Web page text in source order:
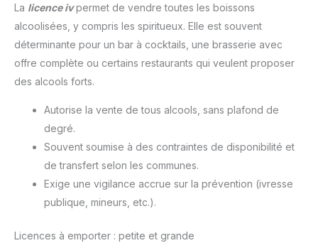
La licence ivpermet de vendre toutes les boissons
alcoolisées, y compris les spiritueux. Elle est souvent
déterminante pour un bar à cocktails, une brasserie avec
offre complète ou certains restaurants qui veulent proposer
des alcools forts.
Autorise la vente de tous alcools, sans plafond de
degré.
Souvent soumise à des contraintes de disponibilité et
de transfert selon les communes.
Exige une vigilance accrue sur la prévention (ivresse
publique, mineurs, etc.).
Licences à emporter : petite et grande